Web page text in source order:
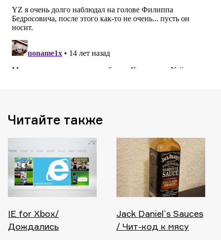
Читайте также
IE for Xbox/
Дождались
Jack Daniel`s Sauces
/ Чит-код к мясу